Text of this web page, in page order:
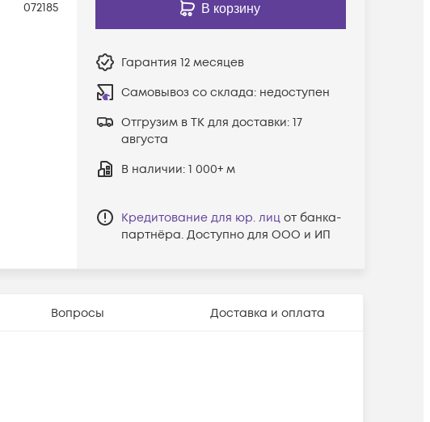
072185
В корзину
Гарантия 12 месяцев
Самовывоз со склада: недоступен
Отгрузим в ТК для доставки: 17
августа
В наличии: 1 000+ м
Кредитование для юр. лиц от банка-
партнёра. Доступно для ООО и ИП
Вопросы Доставка и оплата